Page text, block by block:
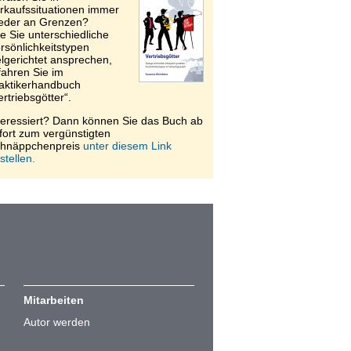
immer
an Grenzen?
Sie unterschiedliche
ansprechen,
Sie im
Dann können Sie das Buch ab
zum vergünstigten
unter diesem Link
Mitarbeiten
Autor werden